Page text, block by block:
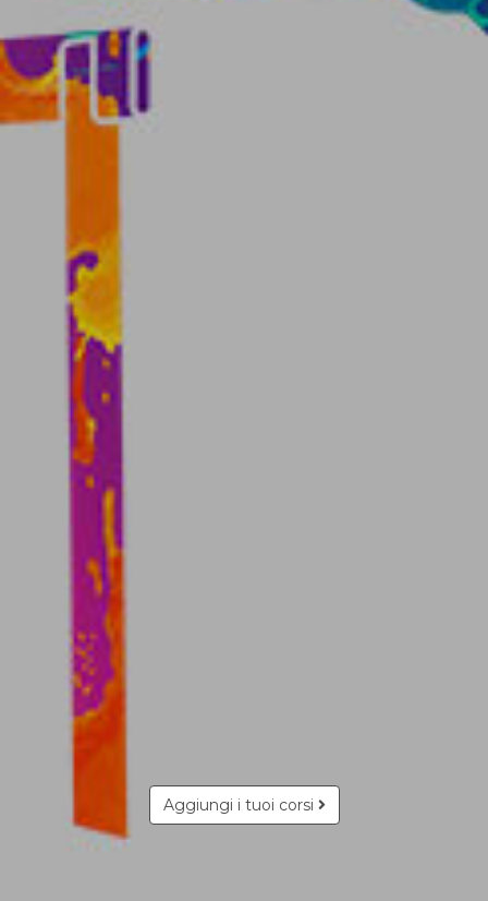
Aggiungi i tuoi corsi